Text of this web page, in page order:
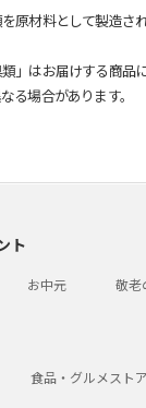
原材料として製造さ
はお届けする商品
る場合があります。
ト
お中元 敬老
食品・グルメストア